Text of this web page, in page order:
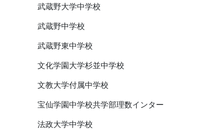
武蔵野大学中学校
武蔵野中学校
武蔵野東中学校
文化学園大学杉並中学校
文教大学付属中学校
宝仙学園中学校共学部理数インター
法政大学中学校